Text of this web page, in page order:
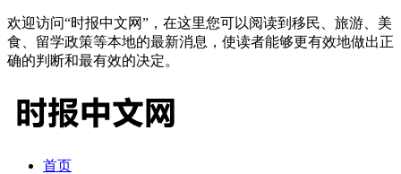
欢迎访问“时报中文网”，在这里您可以阅读到移民、旅游、美
食、留学政策等本地的最新消息，使读者能够更有效地做出正
确的判断和最有效的决定。
首页